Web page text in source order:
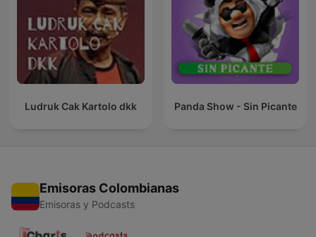
Ludruk Cak Kartolo dkk Panda Show - Sin Picante
Emisoras Colombianas
Emisoras y Podcasts